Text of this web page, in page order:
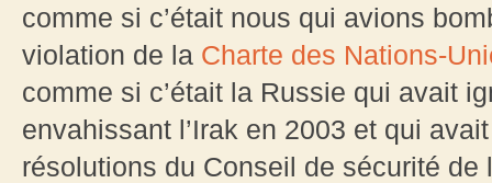
comme si c’était nous qui avions
violation de la Charte des Nations-
comme si c’était la Russie qui avait
envahissant l’Irak en 2003 et qui
résolutions du Conseil de sécurité de